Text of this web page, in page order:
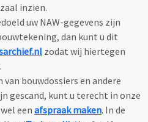
inzien.
uw NAW-gegevens zijn
dan kunt u dit
zodat wij hiertegen
bouwdossiers en andere
gescand, kunt u terecht in onze
een afspraak maken. In de